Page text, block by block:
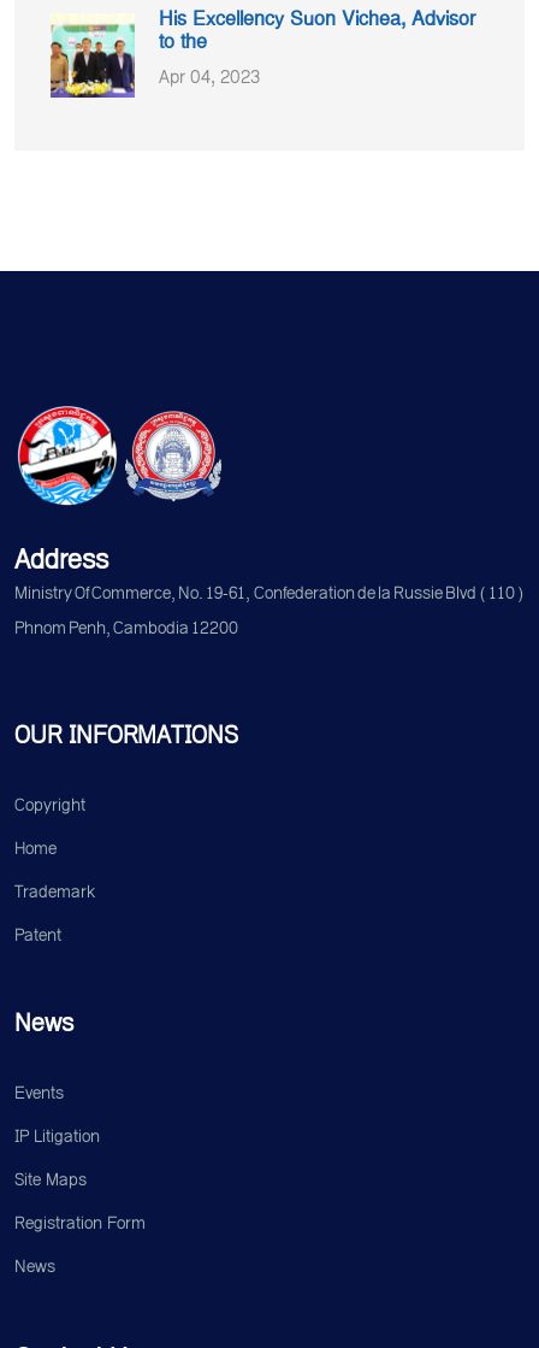
His Excellency Suon Vichea, Advisor
to the
Apr 04, 2023
Address
Ministry Of Commerce, No. 19-61, Confederation de la Russie Blvd (110)
Phnom Penh, Cambodia 12200
OUR INFORMATIONS
Copyright
Home
Trademark
Patent
News
Events
IP Litigation
Site Maps
Registration Form
News